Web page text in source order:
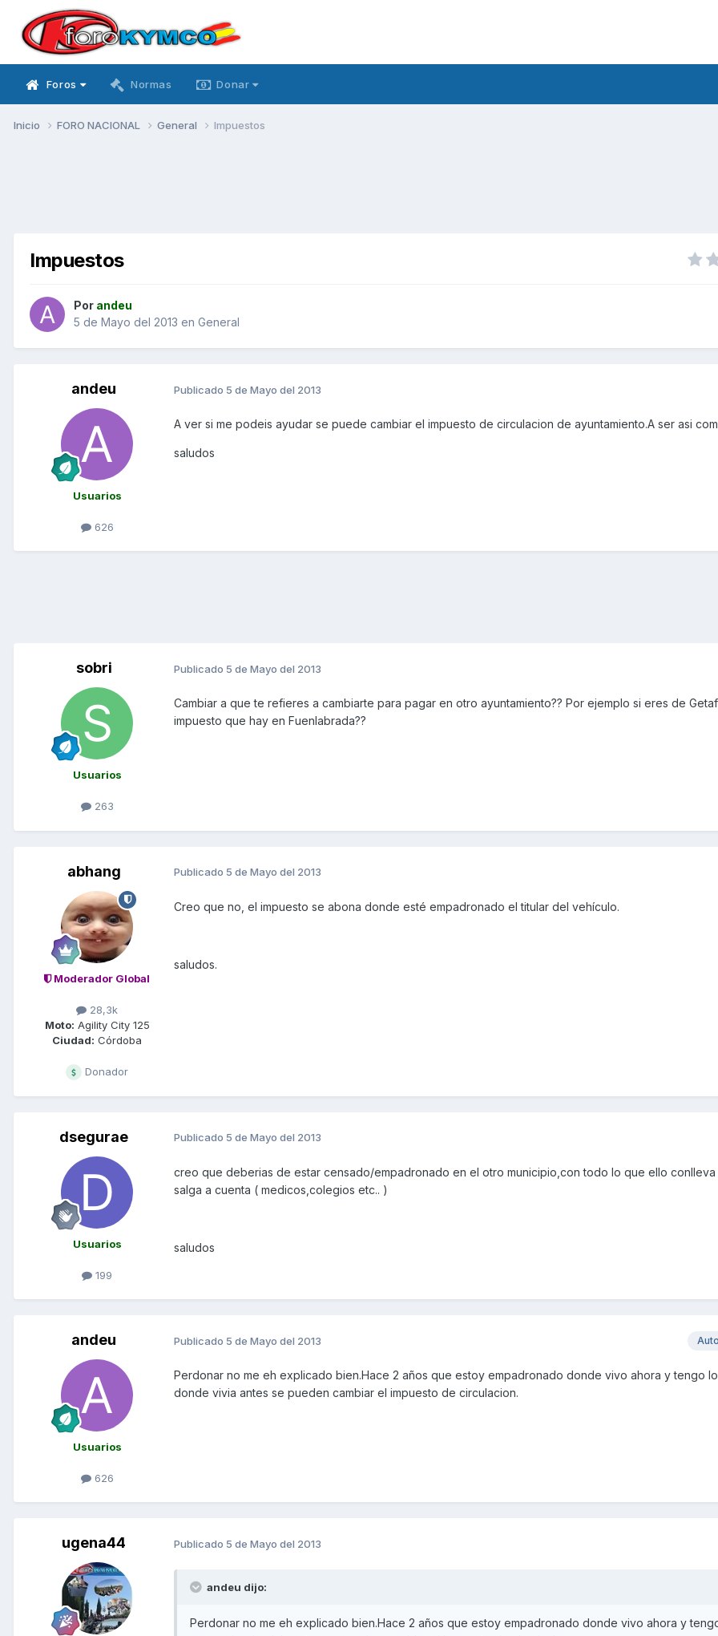
Foros Normas Donar
Inicio FORO NACIONAL General Impuestos
Impuestos
Por andeu
5 de Mayo del 2013 en General
andeu
Usuarios
626
Publicado 5 de Mayo del 2013
A ver si me podeis ayudar se puede cambiar el impuesto de circulacion de ayuntamiento.A ser asi
saludos
sobri
Usuarios
263
Publicado 5 de Mayo del 2013
Cambiar a que te refieres a cambiarte para pagar en otro ayuntamiento?? Por ejemplo si eres de
impuesto que hay en Fuenlabrada??
abhang
Moderador Global
28,3k
Moto: Agility City 125
Ciudad: Córdoba
Donador
Publicado 5 de Mayo del 2013
Creo que no, el impuesto se abona donde esté empadronado el titular del vehículo.
saludos.
dsegurae
Usuarios
199
Publicado 5 de Mayo del 2013
creo que deberias de estar censado/empadronado en el otro municipio,con todo lo que ello
salga a cuenta ( medicos,colegios etc.. )
saludos
andeu
Usuarios
626
Publicado 5 de Mayo del 2013
Perdonar no me eh explicado bien.Hace 2 años que estoy empadronado donde vivo ahora y tengo
donde vivia antes se pueden cambiar el impuesto de circulacion.
ugena44 Publicado 5 de Mayo del 2013
andeu dijo:
Perdonar no me eh explicado bien.Hace 2 años que estoy empadronado donde vivo ahora y